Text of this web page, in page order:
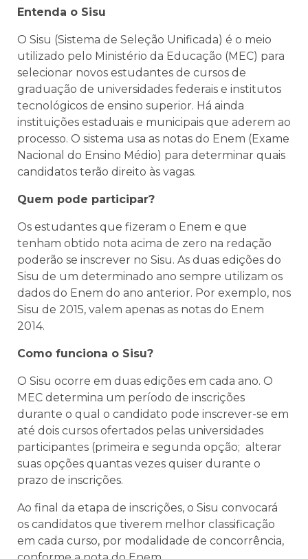
Entenda o Sisu
O Sisu (Sistema de Seleção Unificada) é o meio
utilizado pelo Ministério da Educação (MEC) para
selecionar novos estudantes de cursos de
graduação de universidades federais e institutos
tecnológicos de ensino superior. Há ainda
instituições estaduais e municipais que aderem ao
processo. O sistema usa as notas do Enem (Exame
Nacional do Ensino Médio) para determinar quais
candidatos terão direito às vagas.
Quem pode participar?
Os estudantes que fizeram o Enem e que
tenham obtido nota acima de zero na redação
poderão se inscrever no Sisu. As duas edições do
Sisu de um determinado ano sempre utilizam os
dados do Enem do ano anterior. Por exemplo, nos
Sisu de 2015, valem apenas as notas do Enem
2014.
Como funciona o Sisu?
O Sisu ocorre em duas edições em cada ano. O
MEC determina um período de inscrições
durante o qual o candidato pode inscrever-se em
até dois cursos ofertados pelas universidades
participantes (primeira e segunda opção; alterar
suas opções quantas vezes quiser durante o
prazo de inscrições.
Ao final da etapa de inscrições, o Sisu convocará
os candidatos que tiverem melhor classificação
em cada curso, por modalidade de concorrência,